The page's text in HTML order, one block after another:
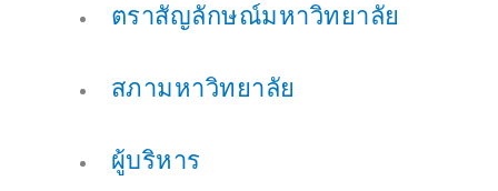
ตราสัญลักษณ์มหาวิทยาลัย
สภามหาวิทยาลัย
ผู้บริหาร